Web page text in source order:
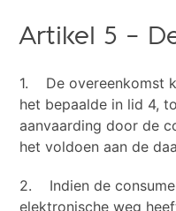
Artikel 5 –
1. De overeenkomst
het bepaalde in lid 4,
aanvaarding door de
het voldoen aan de
2. Indien de
elektronische weg